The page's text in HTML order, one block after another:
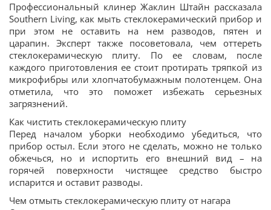
Профессиональный клинер Жаклин Штайн рассказала
Southern Living, как мыть стеклокерамический прибор и
при этом не оставить на нем разводов, пятен и
царапин. Эксперт также посоветовала, чем оттереть
стеклокерамическую плиту. По ее словам, после
каждого приготовления ее стоит протирать тряпкой из
микрофибры или хлопчатобумажным полотенцем. Она
отметила, что это поможет избежать серьезных
загрязнений.
Как чистить стеклокерамическую плиту
Перед началом уборки необходимо убедиться, что
прибор остыл. Если этого не сделать, можно не только
обжечься, но и испортить его внешний вид – на
горячей поверхности чистящее средство быстро
испарится и оставит разводы.
Чем отмыть стеклокерамическую плиту от нагара